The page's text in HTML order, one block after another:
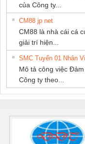
của Công ty...
CM88 jp net
CM88 là nhà cái cá
giải trí hiện...
SMC Tuyển 01 Nhân
Mô tả công việc
Công ty theo...